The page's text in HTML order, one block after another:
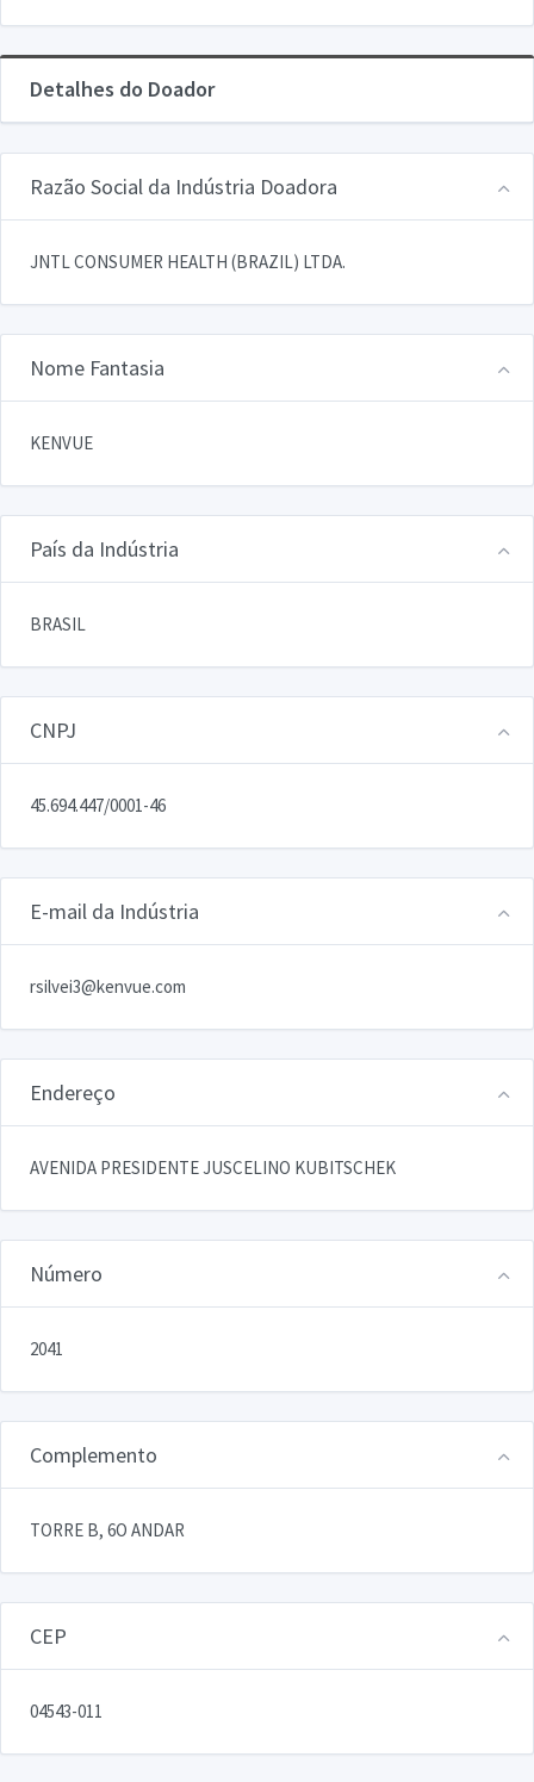
Detalhes do Doador
Razão Social da Indústria Doadora
JNTL CONSUMER HEALTH (BRAZIL) LTDA.
Nome Fantasia
KENVUE
País da Indústria
BRASIL
CNPJ
45.694.447/0001-46
E-mail da Indústria
rsilvei3@kenvue.com
Endereço
AVENIDA PRESIDENTE JUSCELINO KUBITSCHEK
Número
2041
Complemento
TORRE B, 6O ANDAR
CEP
04543-011